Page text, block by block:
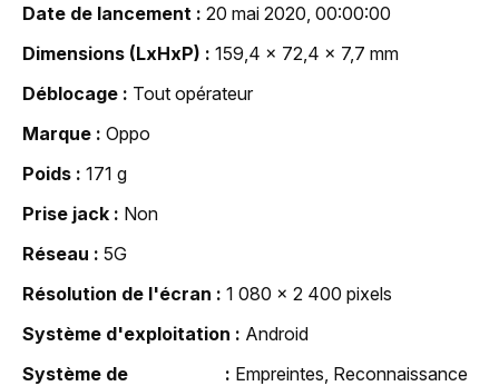
Date de lancement
20 mai 2020, 00:00:00
Dimensions (LxHxP)
159,4 x 72,4 x 7,7 mm
Déblocage
Tout opérateur
Marque
Oppo
Poids
171 g
Prise jack
Non
Réseau
5G
Résolution de l'écran
1 080 x 2 400 pixels
Système d'exploitation
Android
Système de
Empreintes, Reconnaissance